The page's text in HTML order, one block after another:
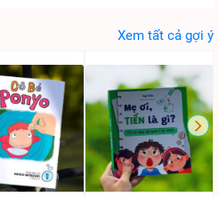
Xem tất cả gợi ý